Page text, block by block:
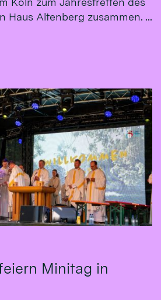
Haus Altenberg zusammen. ...
Minitag in